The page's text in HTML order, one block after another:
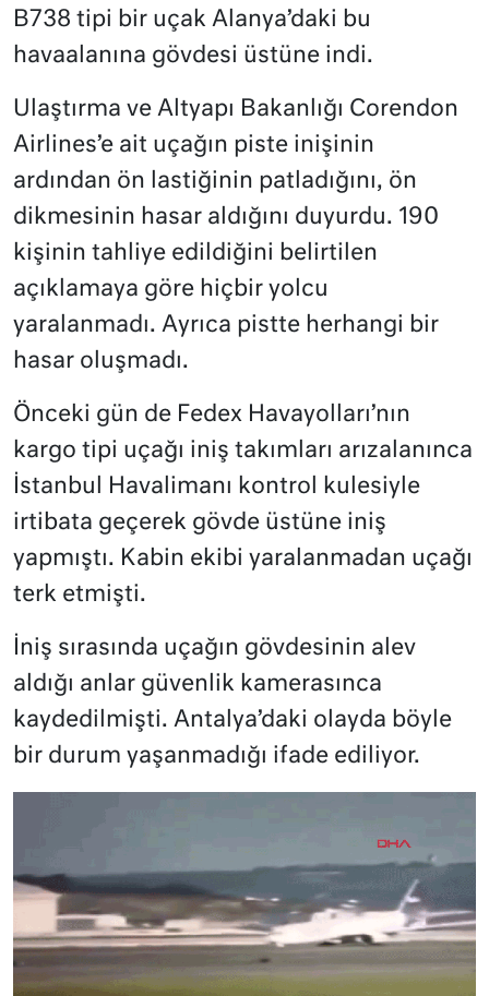
B738 tipi bir uçak Alanya’daki bu
havaalanına gövdesi üstüne indi.
Ulaştırma ve Altyapı Bakanlığı Corendon
Airlines’e ait uçağın piste inişinin
ardından ön lastiğinin patladığını, ön
dikmesinin hasar aldığını duyurdu. 190
kişinin tahliye edildiğini belirtilen
açıklamaya göre hiçbir yolcu
yaralanmadı. Ayrıca pistte herhangi bir
hasar oluşmadı.
Önceki gün de Fedex Havayolları’nın
kargo tipi uçağı iniş takımları arızalanınca
İstanbul Havalimanı kontrol kulesiyle
irtibata geçerek gövde üstüne iniş
yapmıştı. Kabin ekibi yaralanmadan uçağı
terk etmişti.
İniş sırasında uçağın gövdesinin alev
aldığı anlar güvenlik kamerasınca
kaydedilmişti. Antalya’daki olayda böyle
bir durum yaşanmadığı ifade ediliyor.